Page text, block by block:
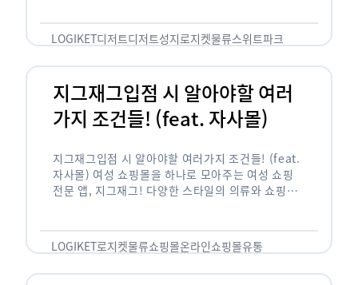
LOGIKET디저트디저트성지로지켓물류스위트파크
지그재그입점 시 알아야할 여러
가지 조건들! (feat. 자사몰)
지그재그입점 시 알아야할 여러가지 조건들! (feat.
자사몰) 여성 쇼핑몰을 하나로 모아주는 여성 쇼핑
전문 앱, 지그재그! 다양한 스타일의 의류와 쇼핑몰
LOGIKET로지켓물류쇼핑몰온라인쇼핑몰유통